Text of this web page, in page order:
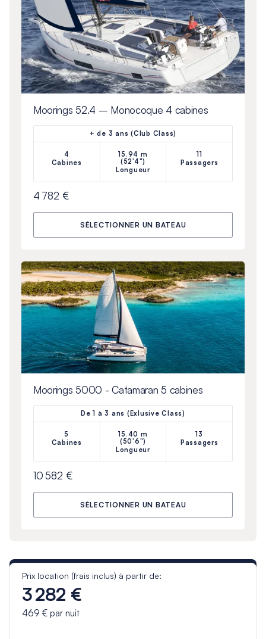
Moorings 52.4 – Monocoque 4 cabines
+ de 3 ans (Club Class)
4
Cabines
15.94 m
(52'4")
Longueur
11
Passagers
4 782 €
SÉLECTIONNER UN BATEAU
Moorings 5000 - Catamaran 5 cabines
De 1 à 3 ans (Exlusive Class)
5
Cabines
15.40 m
(50'6")
Longueur
13
Passagers
10 582 €
SÉLECTIONNER UN BATEAU
Prix location (frais inclus) à partir de:
3 282 €
469 €par nuit